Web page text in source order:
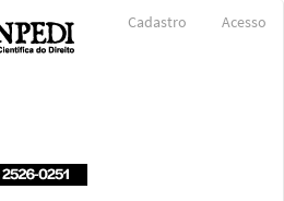
Cadastro Acesso